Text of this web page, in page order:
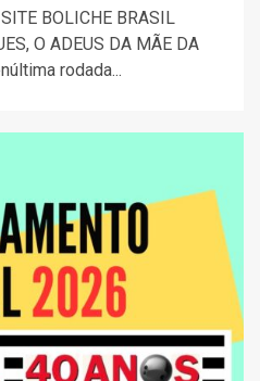
BOLICHE BRASIL
O ADEUS DA MÃE DA
rodada...